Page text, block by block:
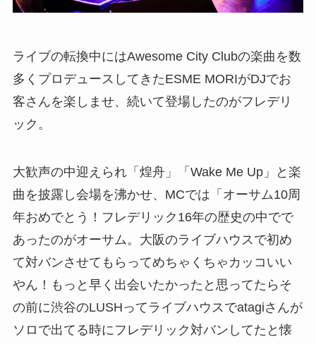
ライブの転換中にはAwesome City Clubの楽曲を数
多くプロデュースしてきたESME MORIがDJでお
客さんを楽しませ、続いて登場したのがフレデリ
ック。
大歓声の中迎えられ「煌舟」「Wake Me Up」と楽
曲を披露し会場を沸かせ、MCでは「オーサム10周
年おめでとう！フレデリック16年の歴史の中でで
あったのがオーサム。大阪のライブハウスで初め
て対バンさせてもらってめちゃくちゃカッコいい
やん！もっと早く出会いたかったと思ってたらそ
の前に渋谷のLUSHってライブハウスでatagiさんが
ソロで出てる時にフレデリック対バンしてたと懐